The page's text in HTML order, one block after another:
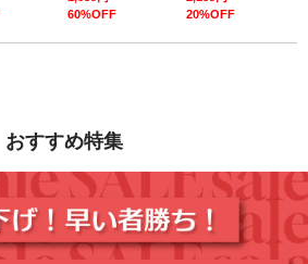
60%OFF
20%OFF
おすすめ特集